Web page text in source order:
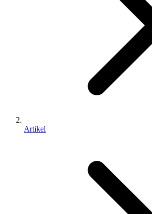
Artikel